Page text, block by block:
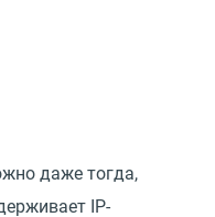
даже тогда,
IP-